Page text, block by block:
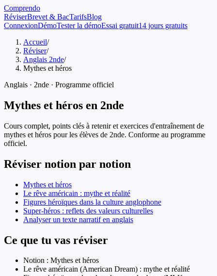
Comprendo
RéviserBrevet & BacTarifsBlog
ConnexionDémoTester la démoEssai gratuit14 jours gratuits
Accueil/
Réviser/
Anglais 2nde/
Mythes et héros
Anglais · 2nde · Programme officiel
Mythes et héros en 2nde
Cours complet, points clés à retenir et exercices d'entraînement de
mythes et héros pour les élèves de 2nde. Conforme au programme
officiel.
Réviser notion par notion
Mythes et héros
Le rêve américain : mythe et réalité
Figures héroïques dans la culture anglophone
Super-héros : reflets des valeurs culturelles
Analyser un texte narratif en anglais
Ce que tu vas réviser
Notion : Mythes et héros
Le rêve américain (American Dream) : mythe et réalité